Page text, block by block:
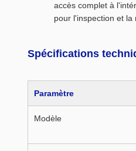
accès complet à
pour l'inspection et la
Spécifications
Paramètre
Modèle